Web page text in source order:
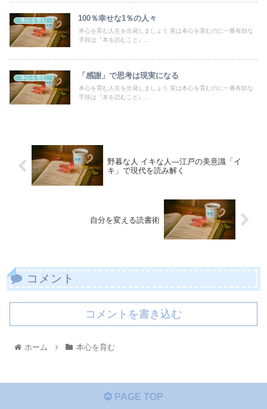
本心を育む 100％幸せな1％の人々
本心を育む人生を出発しましょう 実は本心を育むのに一番有効な
手段は『本を読むこと』...
本心を育む 「感謝」で思考は現実になる
本心を育む人生を出発しましょう 実は本心を育むのに一番有効な
手段は『本を読むこと』...
野暮な人 イキな人―江戸の美意識「イ
キ」で現代を読み解く
自分を変える読書術
コメント
コメントを書き込む
ホーム 本心を育む
PAGE TOP